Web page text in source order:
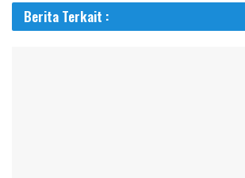
Berita Terkait :